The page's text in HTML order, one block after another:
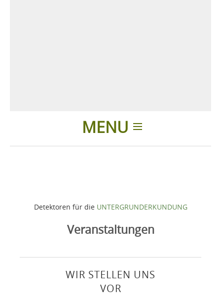
MENU
Detektoren für die UNTERGRUNDERKUNDUNG
Veranstaltungen
WIR STELLEN UNS
VOR